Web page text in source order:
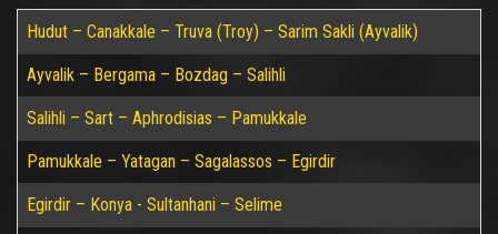
Hudut – Canakkale – Truva (Troy) – Sarim Sakli (Ayvalik)
Ayvalik – Bergama – Bozdag – Salihli
Salihli – Sart – Aphrodisias – Pamukkale
Pamukkale – Yatagan – Sagalassos – Egirdir
Egirdir – Konya - Sultanhani – Selime